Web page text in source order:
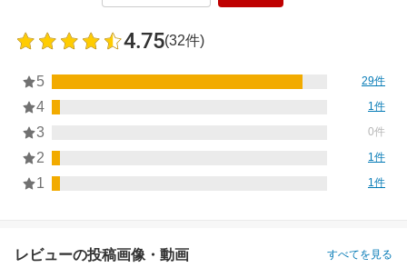
4.75(32件)
5 29件
4 1件
3 0件
2 1件
1 1件
レビューの投稿画像・動画 すべてを見る